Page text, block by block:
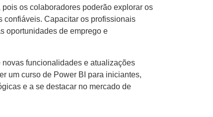
os colaboradores poderão explorar os
confiáveis. Capacitar os profissionais
oportunidades de emprego e
novas funcionalidades e atualizações
um curso de Power BI para iniciantes,
e a se destacar no mercado de